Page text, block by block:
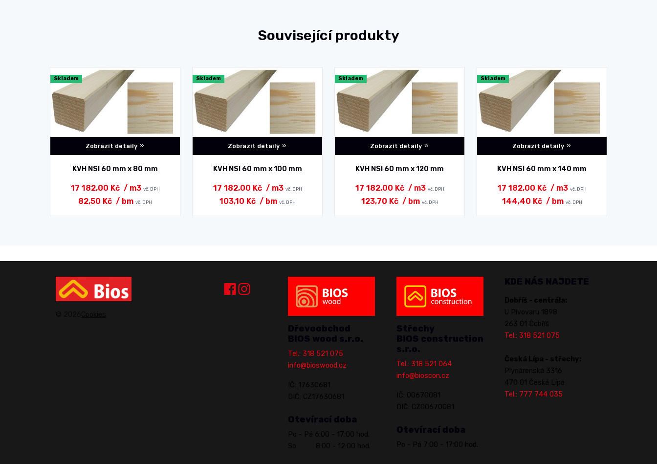
Související produkty
Skladem
Zobrazit detaily
KVH NSI 60 mm x 80 mm
17 182,00 Kč / m3 vč. DPH
82,50 Kč / bm vč. DPH
Skladem
Zobrazit detaily
KVH NSI 60 mm x 100 mm
17 182,00 Kč / m3 vč. DPH
103,10 Kč / bm vč. DPH
Skladem
Zobrazit detaily
KVH NSI 60 mm x 120 mm
17 182,00 Kč / m3 vč. DPH
123,70 Kč / bm vč. DPH
Skladem
Zobrazit detaily
KVH NSI 60 mm x 140 mm
17 182,00 Kč / m3 vč. DPH
144,40 Kč / bm vč. DPH
Dřevoobchod
BIOS wood s.r.o.
Tel.: 318 521 075
info@bioswood.cz
IČ: 17630681
DIČ: CZ17630681
Otevírací doba
Po - Pá 6:00 - 17:00 hod.
So 8:00 - 12:00 hod.
Střechy
BIOS construction
s.r.o.
Tel.: 318 521 064
info@bioscon.cz
IČ: 00670081
DIČ: CZ00670081
Otevírací doba
Po - Pá 7:00 - 17:00 hod.
KDE NÁS NAJDETE
Dobříš - centrála:
U Pivovaru 1898
263 01 Dobříš
Tel.: 318 521 075
Česká Lípa - střechy:
Plynárenská 3316
470 01 Česká Lípa
Tel.: 777 744 035